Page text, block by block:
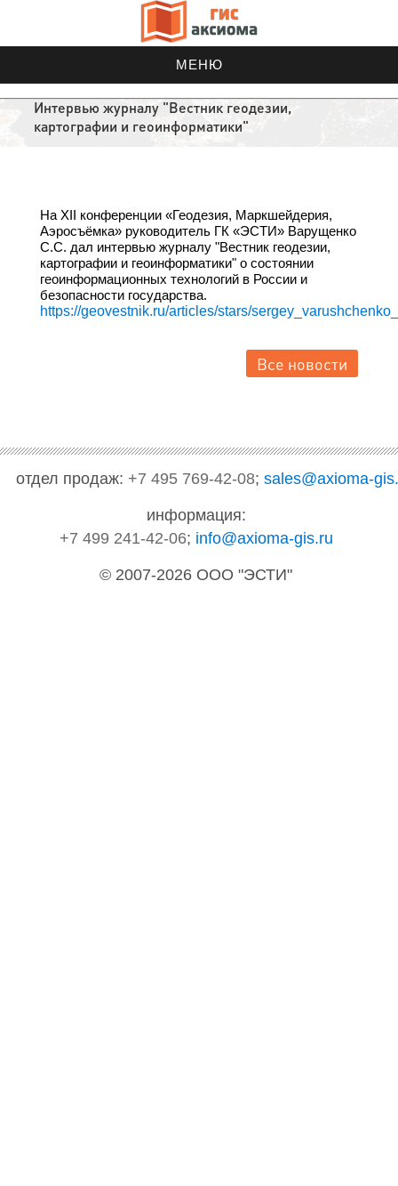
МЕНЮ
Интервью журналу "Вестник геодезии,
картографии и геоинформатики"
На XII конференции «Геодезия, Маркшейдерия,
Аэросъёмка» руководитель ГК «ЭСТИ» Варущенко
С.С. дал интервью журналу "Вестник геодезии,
картографии и геоинформатики" о состоянии
геоинформационных технологий в России и
безопасности государства.
https://geovestnik.ru/articles/stars/
Все новости
отдел продаж: +7 495 769-42-08; sales@axioma-
информация:
+7 499 241‑42‑06; info@axioma‑gis.ru
© 2007-2026 ООО "ЭСТИ"